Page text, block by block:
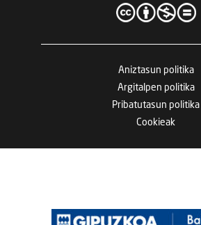
Aniztasun politika
Argitalpen politika
Pribatutasun politika
Cookieak